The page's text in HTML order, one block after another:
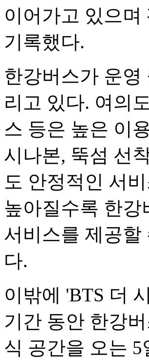
이어가고 있으며
기록했다.
한강버스가 운
리고 있다. 여의
스 등은 높은 이
시나본, 뚝섬 선
도 안정적인 서
높아질수록 한
서비스를 제공할
다.
이밖에 'BTS 더
기간 동안 한강
식 공간을 오는 5